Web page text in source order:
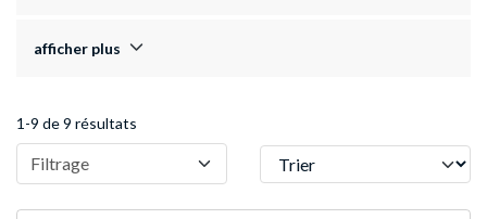
afficher plus
1-9 de 9 résultats
Filtrage Trier